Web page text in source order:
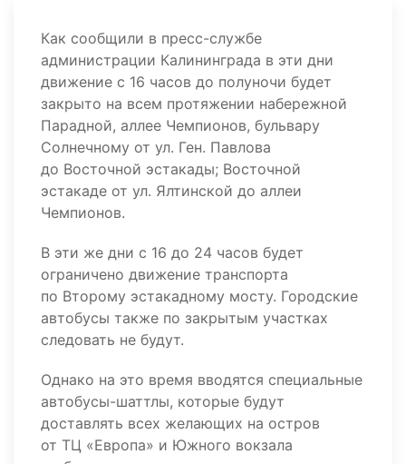
Как сообщили в пресс-службе
администрации Калининграда в эти дни
движение с 16 часов до полуночи будет
закрыто на всем протяжении набережной
Парадной, аллее Чемпионов, бульвару
Солнечному от ул. Ген. Павлова
до Восточной эстакады; Восточной
эстакаде от ул. Ялтинской до аллеи
Чемпионов.
В эти же дни с 16 до 24 часов будет
ограничено движение транспорта
по Второму эстакадному мосту. Городские
автобусы также по закрытым участках
следовать не будут.
Однако на это время вводятся специальные
автобусы-шаттлы, которые будут
доставлять всех желающих на остров
от ТЦ «Европа» и Южного вокзала